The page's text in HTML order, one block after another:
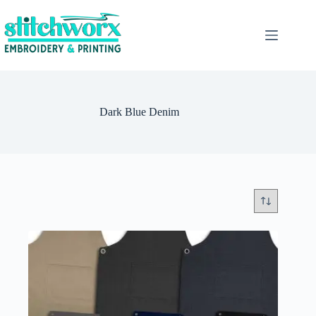
Dark Blue Denim